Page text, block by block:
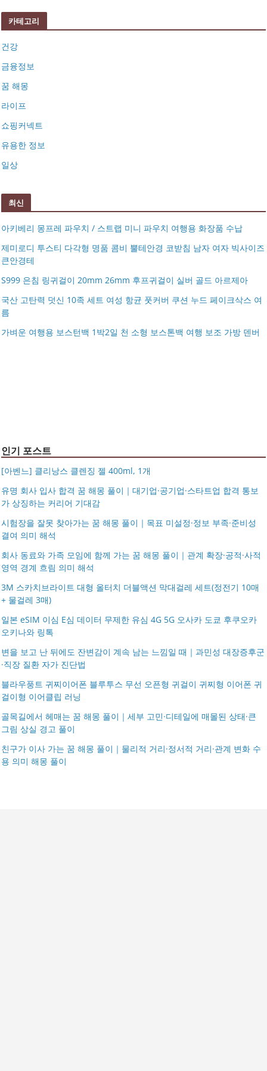
카테고리
건강
금융정보
꿈 해몽
라이프
쇼핑커넥트
유용한 정보
일상
최신
아키베리 몽프레 파우치 / 스트랩 미니 파우치 여행용 화장품 수납
제미로디 투스티 다각형 명품 콤비 뿔테안경 코받침 남자 여자 빅사이즈
큰안경테
S999 은침 링귀걸이 20mm 26mm 후프귀걸이 실버 골드 아르제아
국산 고탄력 덧신 10족 세트 여성 항균 풋커버 쿠션 누드 페이크삭스 여
름
가벼운 여행용 보스턴백 1박2일 천 소형 보스톤백 여행 보조 가방 덴버
아키베리 몽프레 파우치 / 스트랩 미니 파우치 여행용 화장
품 수납
제미로디 투스티 다각형 명품 콤비 뿔테안경 코받침 남자
인기 포스트
[아벤느] 클리낭스 클렌징 젤 400ml, 1개
유명 회사 입사 합격 꿈 해몽 풀이｜대기업·공기업·스타트업 합격 통보
가 상징하는 커리어 기대감
시험장을 잘못 찾아가는 꿈 해몽 풀이｜목표 미설정·정보 부족·준비성
결여 의미 해석
회사 동료와 가족 모임에 함께 가는 꿈 해몽 풀이｜관계 확장·공적·사적
영역 경계 흐림 의미 해석
3M 스카치브라이트 대형 올터치 더블액션 막대걸레 세트(정전기 10매
+ 물걸레 3매)
일본 eSIM 이심 E심 데이터 무제한 유심 4G 5G 오사카 도쿄 후쿠오카
오키나와 링톡
변을 보고 난 뒤에도 잔변감이 계속 남는 느낌일 때｜과민성 대장증후군
·직장 질환 자가 진단법
블라우풍트 귀찌이어폰 블루투스 무선 오픈형 귀걸이 귀찌형 이어폰 귀
걸이형 이어클립 러닝
골목길에서 헤매는 꿈 해몽 풀이｜세부 고민·디테일에 매몰된 상태·큰
그림 상실 경고 풀이
친구가 이사 가는 꿈 해몽 풀이｜물리적 거리·정서적 거리·관계 변화 수
용 의미 해몽 풀이